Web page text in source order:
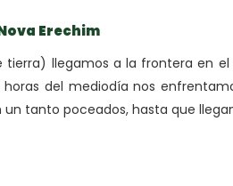
Erechim
tierra) llegamos a la frontera en
del mediodía nos
tanto poceados, hasta que